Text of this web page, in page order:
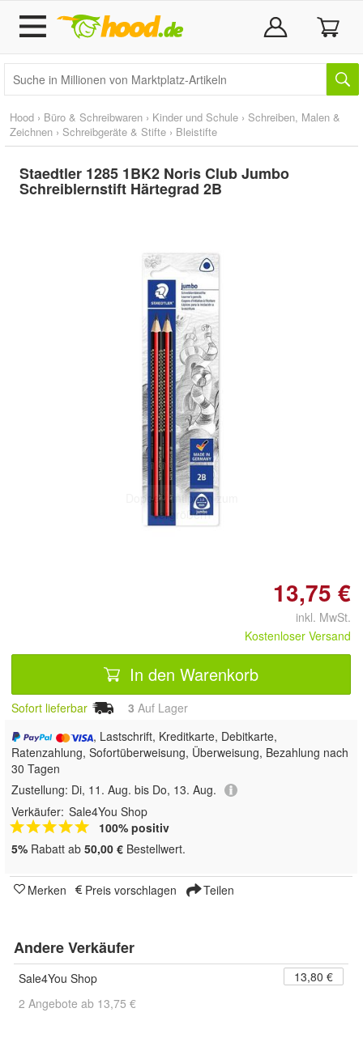
Hood › Büro & Schreibwaren › Kinder und Schule › Schreiben, Malen &
Zeichnen › Schreibgeräte & Stifte › Bleistifte
Staedtler 1285 1BK2 Noris Club Jumbo
Schreiblernstift Härtegrad 2B
Doppelt antippen zum
vergrößern
13,75 €
inkl. MwSt.
Kostenloser Versand
In den Warenkorb
Sofort lieferbar 3 Auf Lager
, Lastschrift, Kreditkarte, Debitkarte,
Ratenzahlung, Sofortüberweisung, Überweisung, Bezahlung nach
30 Tagen
Zustellung: Di, 11. Aug. bis Do, 13. Aug.
Verkäufer: Sale4You Shop
100% positiv
5% Rabatt ab 50,00 € Bestellwert.
Merken Preis vorschlagen Teilen
Andere Verkäufer
Sale4You Shop
13,80 €
2 Angebote ab 13,75 €